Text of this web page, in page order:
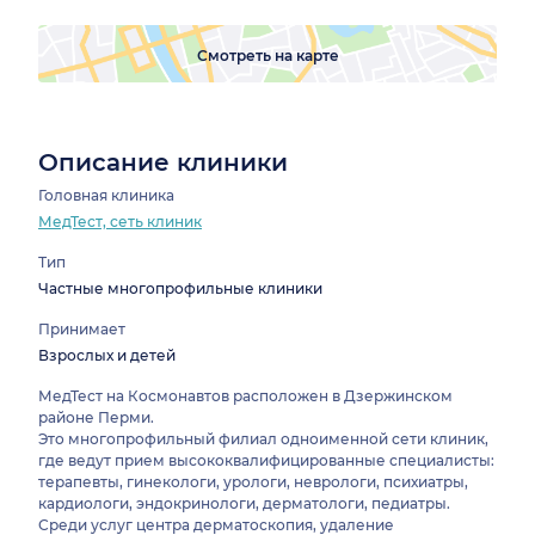
Смотреть на карте
Описание клиники
Головная клиника
МедТест, сеть клиник
Тип
Частные многопрофильные клиники
Принимает
Взрослых и детей
МедТест на Космонавтов расположен в Дзержинском
районе Перми.
Это многопрофильный филиал одноименной сети клиник,
где ведут прием высококвалифицированные специалисты:
терапевты, гинекологи, урологи, неврологи, психиатры,
кардиологи, эндокринологи, дерматологи, педиатры.
Среди услуг центра дерматоскопия, удаление